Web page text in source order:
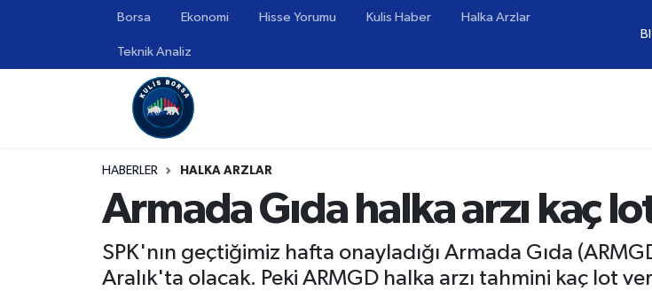
Borsa Ekonomi Hisse Yorumu Kulis Haber Halka Arzlar
Teknik Analiz
HABERLER HALKA ARZLAR
Armada Gıda halka arzı kaç
SPK'nın geçtiğimiz hafta onayladığı Armada Gıda
Aralık'ta olacak. Peki ARMGD halka arzı tahmini kaç lot
Borsa
Hisse Yorumu
Halka Arzlar
Ekonomi
Hava Durumu
Trafik Durumu
Tüm Manşetler
Son Dakika Haberleri